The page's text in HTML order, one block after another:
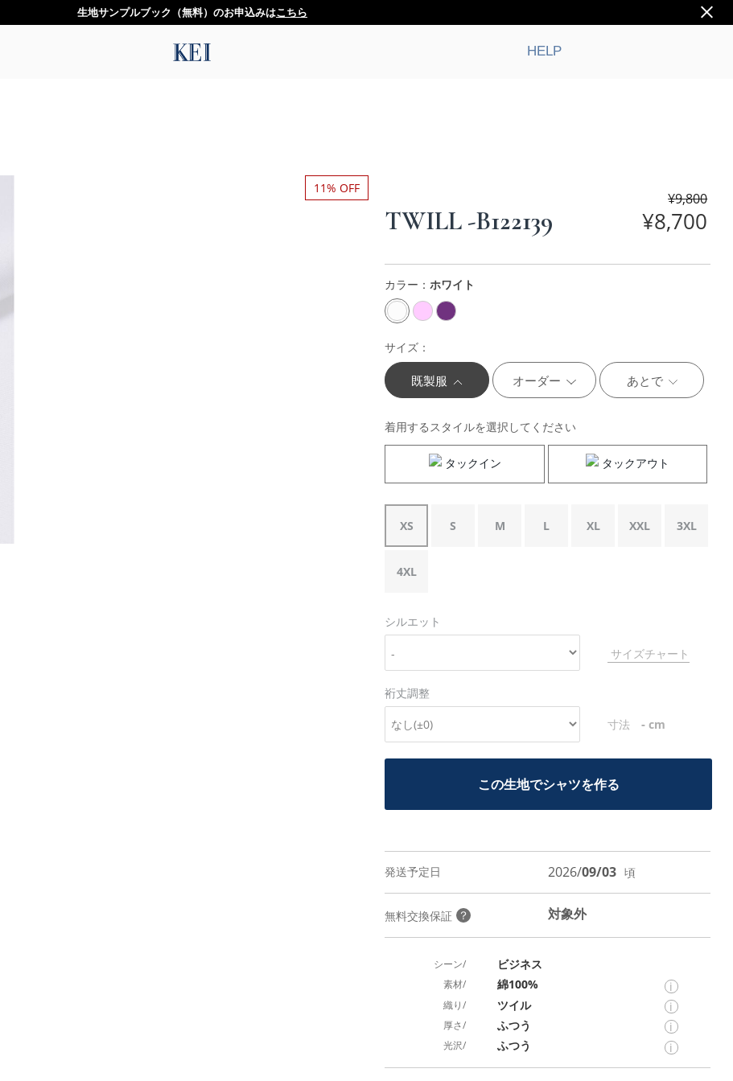
生地サンプルブック（無料）のお申込みはこちら
HELP
11% OFF
TWILL -B122139
¥9,800
¥8,700
カラー：ホワイト
サイズ：
既製服 オーダー あとで
着用するスタイルを選択してください
タックイン タックアウト
XS S M L XL XXL 3XL
4XL
シルエット
サイズチャート
裄丈調整
寸法 -cm
この生地でシャツを作る
発送予定日 2026/09/03 頃
無料交換保証 ？ 対象外
シーン/ ビジネス
素材/ 綿100% i
織り/ ツイル i
厚さ/ ふつう i
光沢/ ふつう i